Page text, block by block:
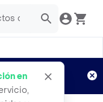
en
Aplican TyC